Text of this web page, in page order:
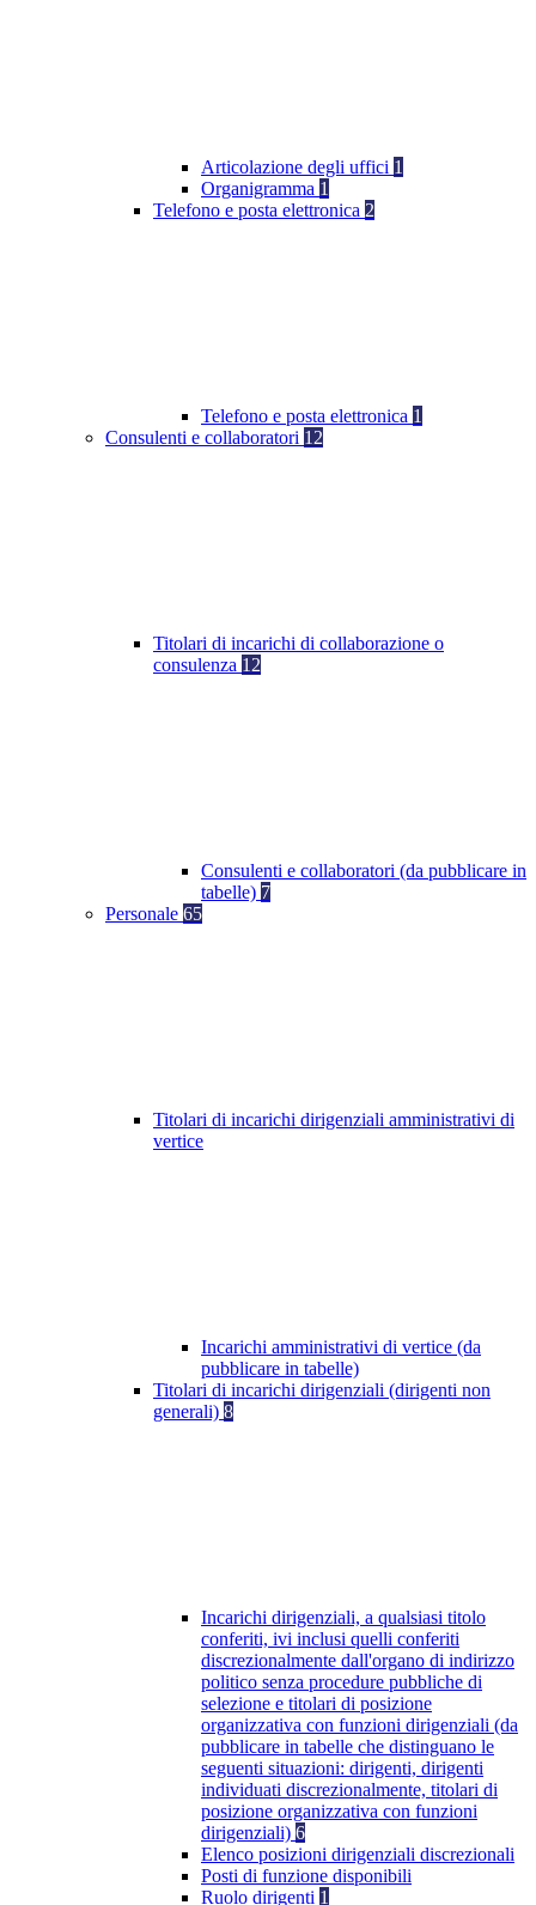
Articolazione degli uffici 1
Organigramma 1
Telefono e posta elettronica 2
Telefono e posta elettronica 1
Consulenti e collaboratori 12
Titolari di incarichi di collaborazione o
consulenza 12
Consulenti e collaboratori (da pubblicare in
tabelle) 7
Personale 65
Titolari di incarichi dirigenziali amministrativi di
vertice
Incarichi amministrativi di vertice (da
pubblicare in tabelle)
Titolari di incarichi dirigenziali (dirigenti non
generali) 8
Incarichi dirigenziali, a qualsiasi titolo
conferiti, ivi inclusi quelli conferiti
discrezionalmente dall'organo di indirizzo
politico senza procedure pubbliche di
selezione e titolari di posizione
organizzativa con funzioni dirigenziali (da
pubblicare in tabelle che distinguano le
seguenti situazioni: dirigenti, dirigenti
individuati discrezionalmente, titolari di
posizione organizzativa con funzioni
dirigenziali) 6
Elenco posizioni dirigenziali discrezionali
Posti di funzione disponibili
Ruolo dirigenti 1